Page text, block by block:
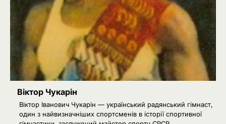
Віктор Чукарін
Віктор Іванович Чукарін — український радянський гімнаст,
один з найвизначніших спортсменів в історії спортивної